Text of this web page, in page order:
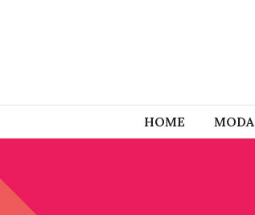
HOME MODA